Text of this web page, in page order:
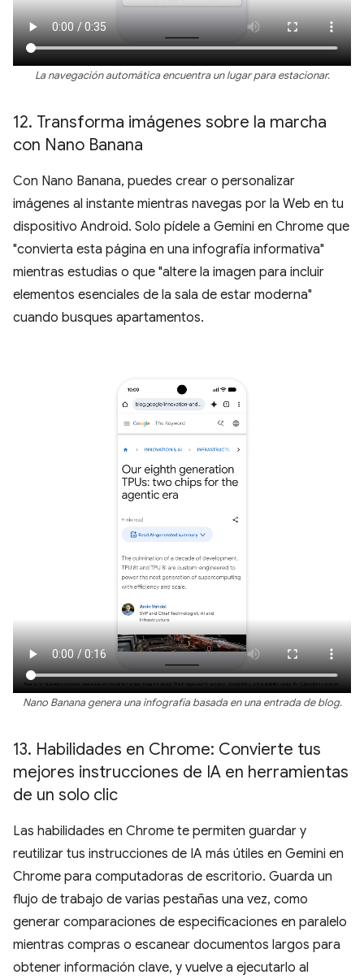
La navegación automática encuentra un lugar para estacionar.
12. Transforma imágenes sobre la marcha
con Nano Banana
Con Nano Banana, puedes crear o personalizar
imágenes al instante mientras navegas por la Web en tu
dispositivo Android. Solo pídele a Gemini en Chrome que
"convierta esta página en una infografía informativa"
mientras estudias o que "altere la imagen para incluir
elementos esenciales de la sala de estar moderna"
cuando busques apartamentos.
Nano Banana genera una infografía basada en una entrada de blog.
13. Habilidades en Chrome: Convierte tus
mejores instrucciones de IA en herramientas
de un solo clic
Las habilidades en Chrome te permiten guardar y
reutilizar tus instrucciones de IA más útiles en Gemini en
Chrome para computadoras de escritorio. Guarda un
flujo de trabajo de varias pestañas una vez, como
generar comparaciones de especificaciones en paralelo
mientras compras o escanear documentos largos para
obtener información clave, y vuelve a ejecutarlo al